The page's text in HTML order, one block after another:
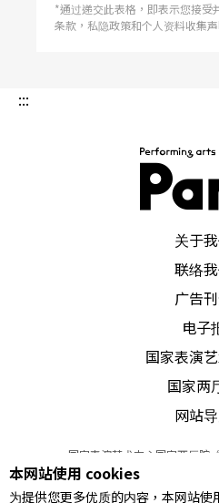
*通过递交此表格，即表示您接受
条款，私隐政策和个人资料收集声
:::
关于
联络
广告
电子
国家表演
国家两
网站
国家表演艺术中心国家两厅院
© 2022Performing arts
统一编号 Tax Id
本网站使用 cookies
为提供您更多优质的内容，本网站使